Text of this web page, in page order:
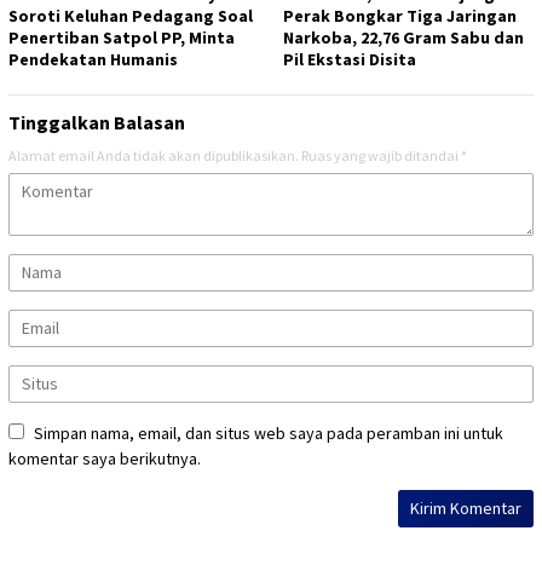
Soroti Keluhan Pedagang Soal
Penertiban Satpol PP, Minta
Pendekatan Humanis
Perak Bongkar Tiga Jaringan
Narkoba, 22,76 Gram Sabu dan
Pil Ekstasi Disita
Tinggalkan Balasan
Alamat email Anda tidak akan dipublikasikan. Ruas yang wajib ditandai *
Simpan nama, email, dan situs web saya pada peramban ini untuk
komentar saya berikutnya.